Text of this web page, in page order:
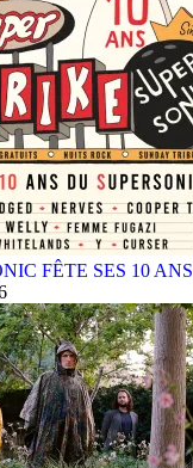
FÊTE SES 10 ANS